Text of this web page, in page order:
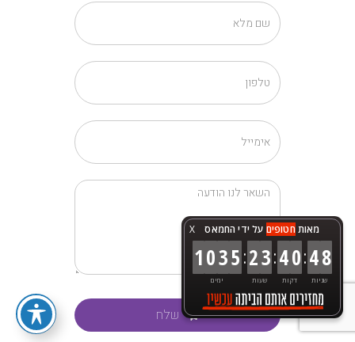
X מאותחטופים על ידי החמאס
1035
ימים
:23
שעות
:40
דקות
:50
שניות
שלח